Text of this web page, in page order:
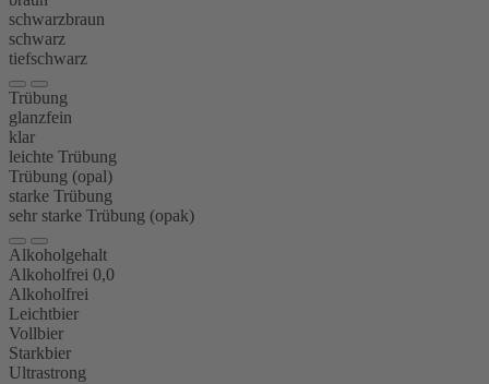
schwarzbraun
schwarz
tiefschwarz
Trübung
glanzfein
klar
leichte Trübung
Trübung (opal)
starke Trübung
sehr starke Trübung (opak)
Alkoholgehalt
Alkoholfrei 0,0
Alkoholfrei
Leichtbier
Vollbier
Starkbier
Ultrastrong